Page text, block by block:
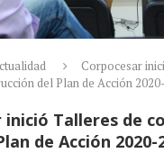
Corpocesar
del Plan de Acción
inició Talleres de
de Acción 2020-